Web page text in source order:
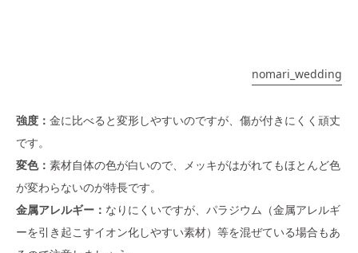
nomari_wedding
強度： 金に比べると変形しやすいのですが、傷が付きにくく頑丈
です。
変色： 素材自体の色が白いので、メッキがはがれてもほとんど色
が変わらないのが特長です。
金属アレルギー： なりにくいですが、パラジウム（金属アレルギ
ーを引き起こすイオン化しやすい素材）等を混ぜている場合もあ